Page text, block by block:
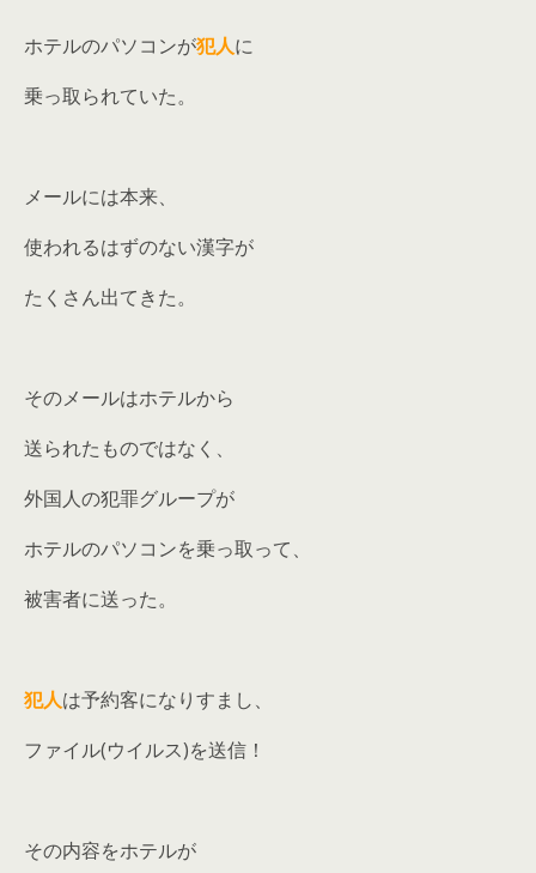
ホテルのパソコンが犯人に
乗っ取られていた。
メールには本来、
使われるはずのない漢字が
たくさん出てきた。
そのメールはホテルから
送られたものではなく、
外国人の犯罪グループが
ホテルのパソコンを乗っ取って、
被害者に送った。
犯人は予約客になりすまし、
ファイル(ウイルス)を送信！
その内容をホテルが